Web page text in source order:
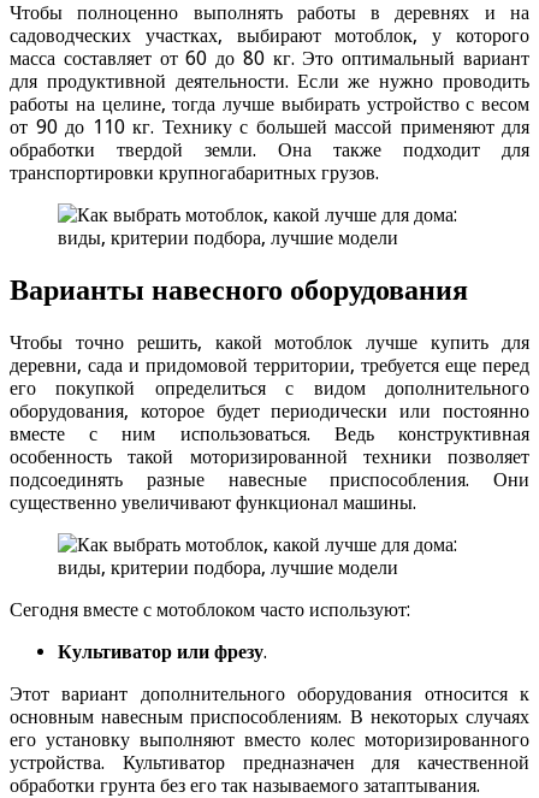
Чтобы полноценно выполнять работы в деревнях и на
садоводческих участках, выбирают мотоблок, у которого
масса составляет от 60 до 80 кг. Это оптимальный вариант
для продуктивной деятельности. Если же нужно проводить
работы на целине, тогда лучше выбирать устройство с весом
от 90 до 110 кг. Технику с большей массой применяют для
обработки твердой земли. Она также подходит для
транспортировки крупногабаритных грузов.
Варианты навесного оборудования
Чтобы точно решить, какой мотоблок лучше купить для
деревни, сада и придомовой территории, требуется еще перед
его покупкой определиться с видом дополнительного
оборудования, которое будет периодически или постоянно
вместе с ним использоваться. Ведь конструктивная
особенность такой моторизированной техники позволяет
подсоединять разные навесные приспособления. Они
существенно увеличивают функционал машины.
Сегодня вместе с мотоблоком часто используют:
Культиватор или фрезу.
Этот вариант дополнительного оборудования относится к
основным навесным приспособлениям. В некоторых случаях
его установку выполняют вместо колес моторизированного
устройства. Культиватор предназначен для качественной
обработки грунта без его так называемого затаптывания.